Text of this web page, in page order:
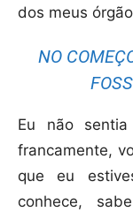
dos meus
NO
Eu não
francamente,
que eu
conhece,